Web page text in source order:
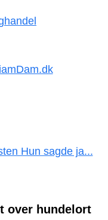
over hundelort